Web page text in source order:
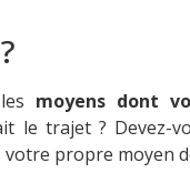
moyens dont
le trajet ? Devez-
propre moyen